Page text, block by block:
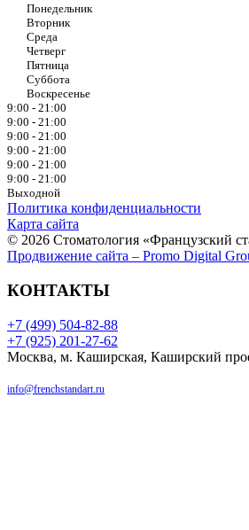
Понедельник
Вторник
Среда
Четверг
Пятница
Суббота
Воскресенье
9:00 - 21:00
9:00 - 21:00
9:00 - 21:00
9:00 - 21:00
9:00 - 21:00
9:00 - 21:00
Выходной
Политика конфиденциальности
Карта сайта
© 2026 Стоматология «Французский
Продвижение сайта – Promo Digital
КОНТАКТЫ
+7 (499) 504-82-88
+7 (925) 201-27-62
Москва, м. Каширская, Каширский
info@frenchstandart.ru